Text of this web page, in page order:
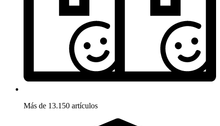
Más de 13.150 artículos